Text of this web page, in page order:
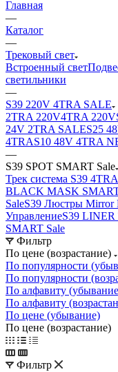
Главная
—
Каталог
—
Трековый свет
Встроенный свет
светильники
—
S39 220V 4TRA SALE
2TRA 220V4TRA 220V
24V 2TRA SALES25
4TRAS10 48V 4TRA
—
S39 SPOT SMART Sale
Трек система S39
BLACK MASK
SaleS39 Люстры Mirror
УправлениеS39 LINER
SMART Sale
Фильтр
По цене (возрастание)
По популярности
По популярности
По алфавиту
По алфавиту
По цене (убывание)
По цене (возрастание)
Фильтр